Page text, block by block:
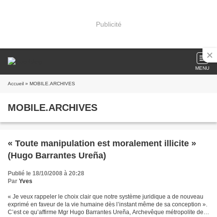
Publicité
MENU
Accueil » MOBILE.ARCHIVES
MOBILE.ARCHIVES
« Toute manipulation est moralement illicite »
(Hugo Barrantes Ureña)
Publié le 18/10/2008 à 20:28
Par Yves
« Je veux rappeler le choix clair que notre système juridique a de nouveau
exprimé en faveur de la vie humaine dès l’instant même de sa conception ».
C’est ce qu’affirme Mgr Hugo Barrantes Ureña, Archevêque métropolite de